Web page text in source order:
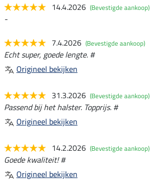
14.4.2026 (Bevestigde aankoop)
-
7.4.2026 (Bevestigde aankoop)
Echt super, goede lengte. #
Origineel bekijken
31.3.2026 (Bevestigde aankoop)
Passend bij het halster. Topprijs. #
Origineel bekijken
14.2.2026 (Bevestigde aankoop)
Goede kwaliteit! #
Origineel bekijken